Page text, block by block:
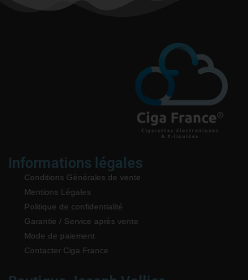
Informations légales
Conditions Générales de vente
Mentions Légales
Politique de confidentialité
Garantie / Service après vente
Mode de paiement
Contacter Ciga France